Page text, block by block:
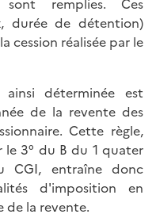
remplies. Ces
durée de détention)
cession réalisée par le
déterminée est
de la revente des
Cette règle,
le 3° du B du 1 quater
CGI, entraîne donc
d'imposition en
de la revente.